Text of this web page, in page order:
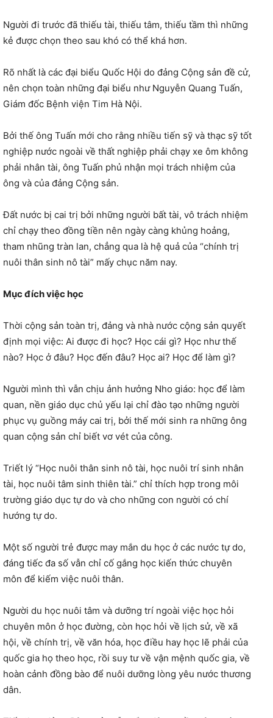
Người đi trước đã thiếu tài, thiếu tâm, thiếu tầm thì những
kẻ được chọn theo sau khó có thể khá hơn.
Rõ nhất là các đại biểu Quốc Hội do đảng Cộng sản đề cử,
nên chọn toàn những đại biểu như Nguyễn Quang Tuấn,
Giám đốc Bệnh viện Tim Hà Nội.
Bởi thế ông Tuấn mới cho rằng nhiều tiến sỹ và thạc sỹ tốt
nghiệp nước ngoài về thất nghiệp phải chạy xe ôm không
phải nhân tài, ông Tuấn phủ nhận mọi trách nhiệm của
ông và của đảng Cộng sản.
Đất nước bị cai trị bởi những người bất tài, vô trách nhiệm
chỉ chạy theo đồng tiền nên ngày càng khủng hoảng,
tham nhũng tràn lan, chẳng qua là hệ quả của “chính trị
nuôi thân sinh nô tài” mấy chục năm nay.
Mục đích việc học
Thời cộng sản toàn trị, đảng và nhà nước cộng sản quyết
định mọi việc: Ai được đi học? Học cái gì? Học như thế
nào? Học ở đâu? Học đến đâu? Học ai? Học để làm gì?
Người mình thì vẫn chịu ảnh hưởng Nho giáo: học để làm
quan, nền giáo dục chủ yếu lại chỉ đào tạo những người
phục vụ guồng máy cai trị, bởi thế mới sinh ra những ông
quan cộng sản chỉ biết vơ vét của công.
Triết lý “Học nuôi thân sinh nô tài, học nuôi trí sinh nhân
tài, học nuôi tâm sinh thiên tài.” chỉ thích hợp trong môi
trường giáo dục tự do và cho những con người có chí
hướng tự do.
Một số người trẻ được may mắn du học ở các nước tự do,
đáng tiếc đa số vẫn chỉ cố gắng học kiến thức chuyên
môn để kiếm việc nuôi thân.
Người du học nuôi tâm và dưỡng trí ngoài việc học hỏi
chuyên môn ở học đường, còn học hỏi về lịch sử, về xã
hội, về chính trị, về văn hóa, học điều hay học lẽ phải của
quốc gia họ theo học, rồi suy tư về vận mệnh quốc gia, về
hoàn cảnh đồng bào để nuôi dưỡng lòng yêu nước thương
dân.